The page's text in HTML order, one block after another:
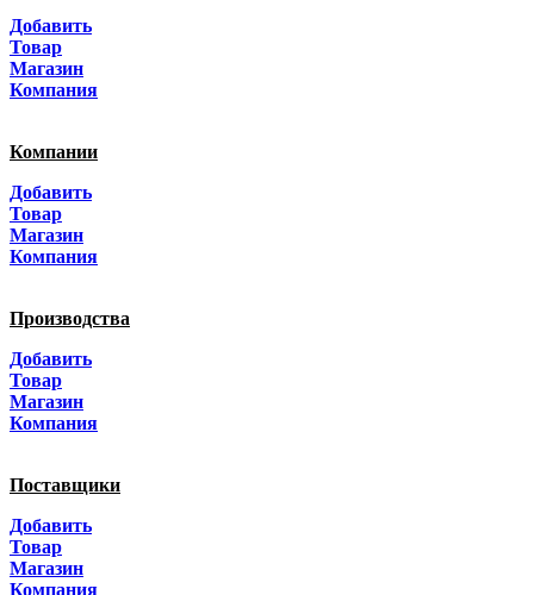
Добавить
Товар
Магазин
Компания
Компании
Добавить
Товар
Магазин
Компания
Производства
Добавить
Товар
Магазин
Компания
Поставщики
Добавить
Товар
Магазин
Компания